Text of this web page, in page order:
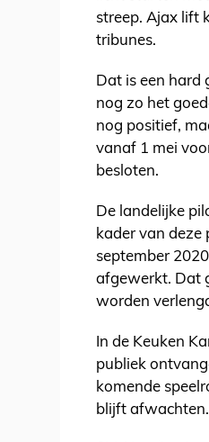
streep. Ajax lift
tribunes.
Dat is een hard
nog zo het
nog positief,
vanaf 1 mei
besloten.
De landelijke
kader van deze
september
afgewerkt. Dat
worden
In de Keuken
publiek
komende
blijft afwachten.